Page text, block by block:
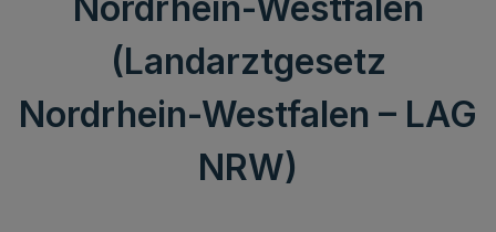
(Landarztgesetz
Nordrhein-Westfalen – LAG
NRW)